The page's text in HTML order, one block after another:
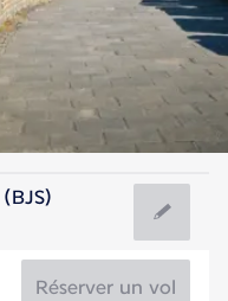
Réserver un vol